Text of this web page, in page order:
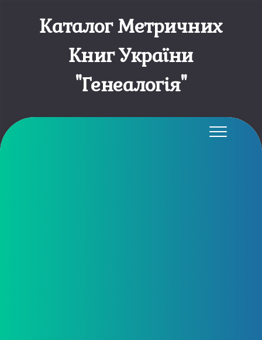
Каталог Метричних
Книг України
"Генеалогія"